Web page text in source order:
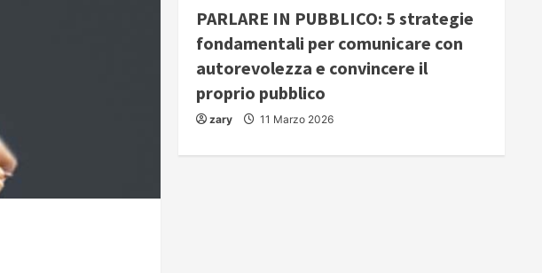
PARLARE IN PUBBLICO: 5 strategie
fondamentali per comunicare con
autorevolezza e convincere il
proprio pubblico
zary 11 Marzo 2026